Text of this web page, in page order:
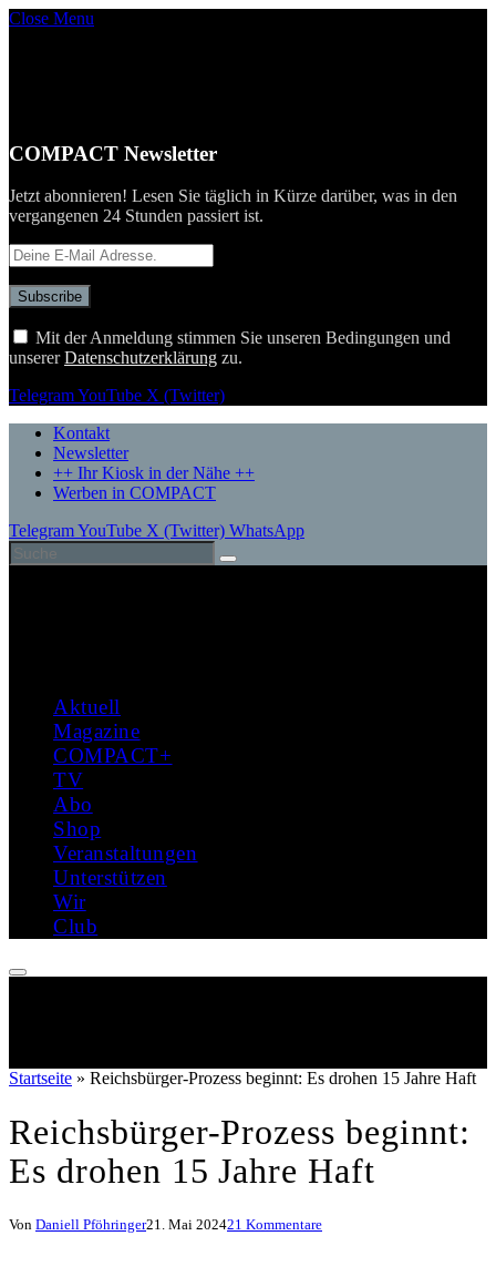
Close Menu
COMPACT Newsletter
Jetzt abonnieren! Lesen Sie täglich in Kürze darüber, was in den
vergangenen 24 Stunden passiert ist.
Mit der Anmeldung stimmen Sie unseren Bedingungen und
unsererDatenschutzerklärung zu.
TelegramYouTube X (Twitter)
Kontakt
Newsletter
++ Ihr Kiosk in der Nähe ++
Werben in COMPACT
TelegramYouTube X (Twitter) WhatsApp
Aktuell
Magazine
COMPACT+
TV
Abo
Shop
Veranstaltungen
Unterstützen
Wir
Club
Startseite » Reichsbürger-Prozess beginnt: Es drohen 15 Jahre Haft
Reichsbürger-Prozess beginnt:
Es drohen 15 Jahre Haft
Von Daniell Pföhringer21. Mai 202421 Kommentare